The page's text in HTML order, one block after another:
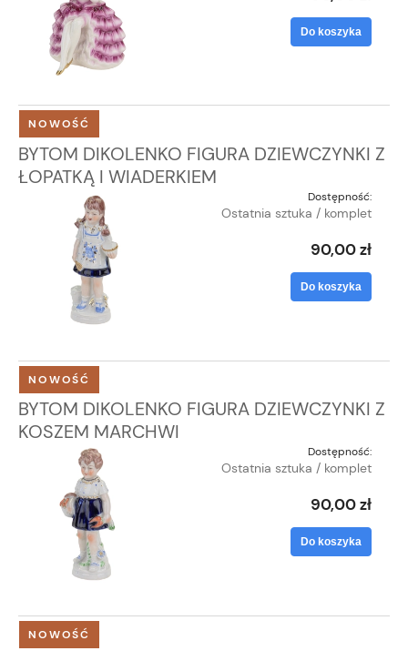
Do koszyka
BYTOM DIKOLENKO FIGURA DZIEWCZYNKI Z
ŁOPATKĄ I WIADERKIEM
Dostępność:
Ostatnia sztuka / komplet
90,00 zł
Do koszyka
NOWOŚĆ
BYTOM DIKOLENKO FIGURA DZIEWCZYNKI Z
KOSZEM MARCHWI
Dostępność:
Ostatnia sztuka / komplet
90,00 zł
Do koszyka
NOWOŚĆ
NOWOŚĆ